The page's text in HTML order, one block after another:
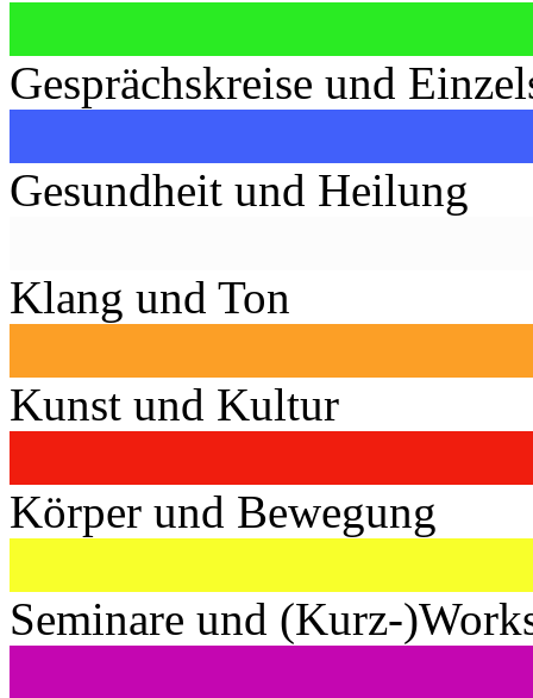
Gesprächskreise und
Gesundheit und Heilung
Klang und Ton
Kunst und Kultur
Körper und Bewegung
Seminare und (Kurz-